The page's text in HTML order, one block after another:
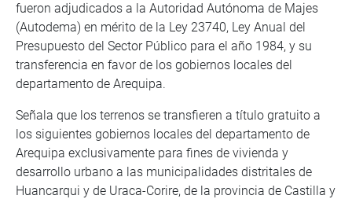
fueron adjudicados a la Autoridad Autónoma de Majes
(Autodema) en mérito de la Ley 23740, Ley Anual del
Presupuesto del Sector Público para el año 1984, y su
transferencia en favor de los gobiernos locales del
departamento de Arequipa.
Señala que los terrenos se transfieren a título gratuito a
los siguientes gobiernos locales del departamento de
Arequipa exclusivamente para fines de vivienda y
desarrollo urbano a las municipalidades distritales de
Huancarqui y de Uraca-Corire, de la provincia de Castilla y